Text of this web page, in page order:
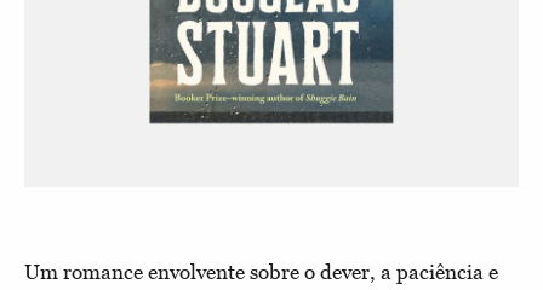
Um romance envolvente sobre o dever, a paciência e